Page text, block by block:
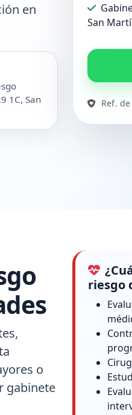
en
1C, San
San
Ref.
o
gabinete
riesgo